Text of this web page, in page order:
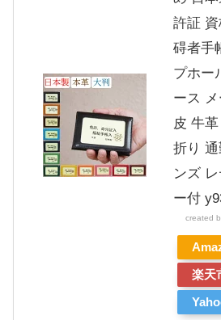
許証
碍者手
プホー
ース
皮 牛
折り
ンズ
ー付
created
楽天